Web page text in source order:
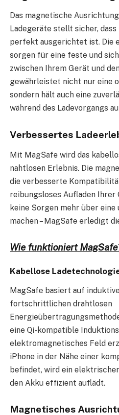
Das magnetische
Ladegeräte stellt sicher,
perfekt ausgerichtet ist. Die
sorgen für eine feste und
zwischen Ihrem Gerät und
gewährleistet nicht nur eine
sondern hält auch eine
während des Ladevorgangs
Verbessertes
Mit MagSafe wird das
nahtlosen Erlebnis. Die
die verbesserte
reibungsloses Aufladen Ihrer
keine Sorgen mehr über
machen – MagSafe erledigt
Wie funktioniert
Kabellose
MagSafe basiert auf
fortschrittlichen drahtlosen
eine Qi-kompatible
elektromagnetisches Feld
iPhone in der Nähe einer
befindet, wird ein
den Akku effizient auflädt.
Magnetisches